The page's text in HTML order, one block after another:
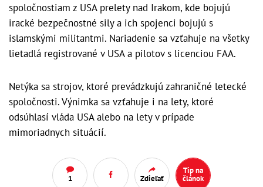
spoločnostiam z USA prelety nad Irakom, kde bojujú
iracké bezpečnostné sily a ich spojenci bojujú s
islamskými militantmi. Nariadenie sa vzťahuje na všetky
lietadlá registrované v USA a pilotov s licenciou FAA.
Netýka sa strojov, ktoré prevádzkujú zahraničné letecké
spoločnosti. Výnimka sa vzťahuje i na lety, ktoré
odsúhlasí vláda USA alebo na lety v prípade
mimoriadnych situácií.
1 Zdieľať
Tip na
článok